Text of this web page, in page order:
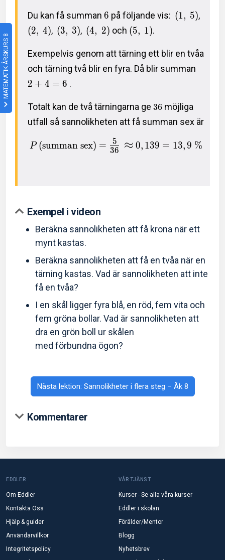
MATEMATIK ÅRSKURS 8
Du kan få summan 6 på följande vis: (1, 5),
(2, 4), (3, 3), (4, 2) och (5, 1).
Exempelvis genom att tärning ett blir en tvåa
och tärning två blir en fyra. Då blir summan
2 + 4 = 6 .
Totalt kan de två tärningarna ge 36 möjliga
utfall så sannolikheten att få summan sex är
P (summan sex) = 36
5 ≈ 0, 139 = 13,9 %
Exempel i videon
Beräkna sannolikheten att få krona när ett
mynt kastas.
Beräkna sannolikheten att få en tvåa när en
tärning kastas. Vad är sannolikheten att inte
få en tvåa?
I en skål ligger fyra blå, en röd, fem vita och
fem gröna bollar. Vad är sannolikheten att
dra en grön boll ur skålen
med förbundna ögon?
Nästa lektion: Sannolikheter i flera steg – Åk 8
Kommentarer
EDDLER
Om Eddler
Kontakta Oss
Hjälp & guider
Användarvillkor
Integritetspolicy
VÅR TJÄNST
Kurser - Se alla våra kurser
Eddler i skolan
Förälder/Mentor
Blogg
Nyhetsbrev